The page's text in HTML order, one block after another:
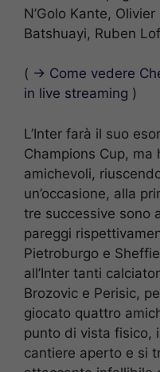
N’Golo Kante,
Batshuayi, Ruben
( → Come vedere
in live streaming )
L’Inter farà il suo
Champions Cup,
amichevoli,
un’occasione, alla
tre successive sono
pareggi
Pietroburgo e
all’Inter tanti
Brozovic e Perisic,
giocato quattro
punto di vista fisico,
cantiere aperto e si